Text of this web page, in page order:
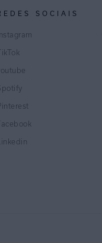
SOCIAIS
Instagram
Linkedin